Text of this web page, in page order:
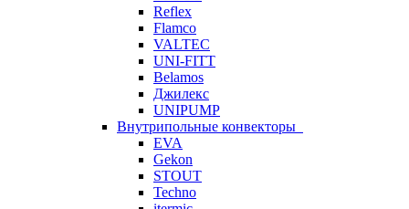
Reflex
Flamco
VALTEC
UNI-FITT
Belamos
Джилекс
UNIPUMP
Внутрипольные конвекторы
EVA
Gekon
STOUT
Techno